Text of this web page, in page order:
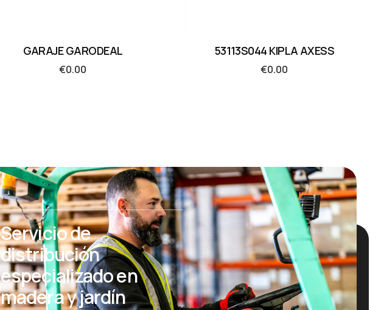
GARAJE GARODEAL
€0.00
53113S044 KIPLA AXESS
€0.00
Servicio de
distribución
especializado en
madera y jardín